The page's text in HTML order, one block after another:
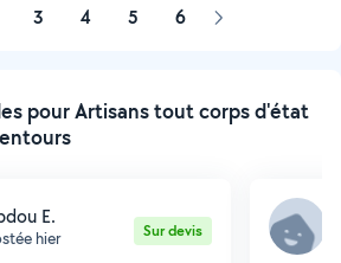
3 4 5 6 Page
pour Artisans tout corps d'état
E.
hier Sur devis